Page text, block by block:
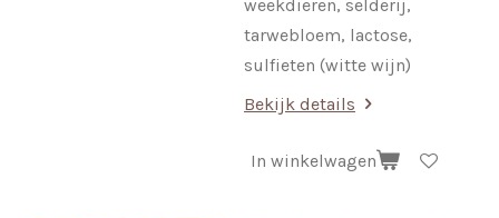
weekdieren, selderij,
tarwebloem, lactose,
sulfieten (witte wijn)
Bekijk details
In winkelwagen